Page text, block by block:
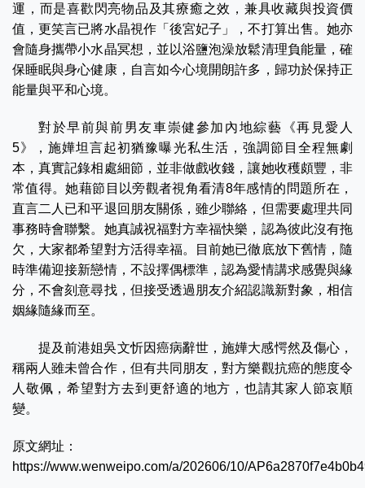
運，而是喜歡閃亮物品及其療癒之效，兼具收藏與投資價
值，更笑言已將水晶視作「後宮妃子」，不打算出售。她亦
會隨身攜帶小水晶冥想，並以浴鹽泡澡放鬆清理負能量，確
保睡眠與身心健康，自言如今心境開朗許多，歸功於保持正
能量與平和心境。
對於早前與前男友車崇健參加內地綜藝《再見愛人
5》，施嬅坦言起初猶豫曝光私生活，強調節目全程無劇
本，真實記錄相處細節，並非做戲收錢，讓她收穫頗豐，非
常值得。她藉節目以旁觀者視角看清8年感情的問題所在，
直言二人已和平退回朋友關係，雖少聯絡，但需要處理共同
事務時會聯繫。她真誠祝福對方幸福快樂，認為彼此沒有拖
欠，大家都希望對方活得幸福。目前她已徹底放下舊情，隨
時準備迎接新戀情，不設擇偶標準，認為愛情講求感覺與緣
分，不會刻意尋找，但接受透過朋友介紹認識新對象，相信
姻緣隨緣而至。
提及前港姐吳文忻因癌病辭世，施嬅大感愕然及傷心，
稱兩人雖未曾合作，但有共同朋友，對方樂觀抗癌的態度令
人敬佩，希望對方去到更舒適的地方，也請其家人節哀順
變。
原文網址：
https://www.wenweipo.com/a/202606/10/